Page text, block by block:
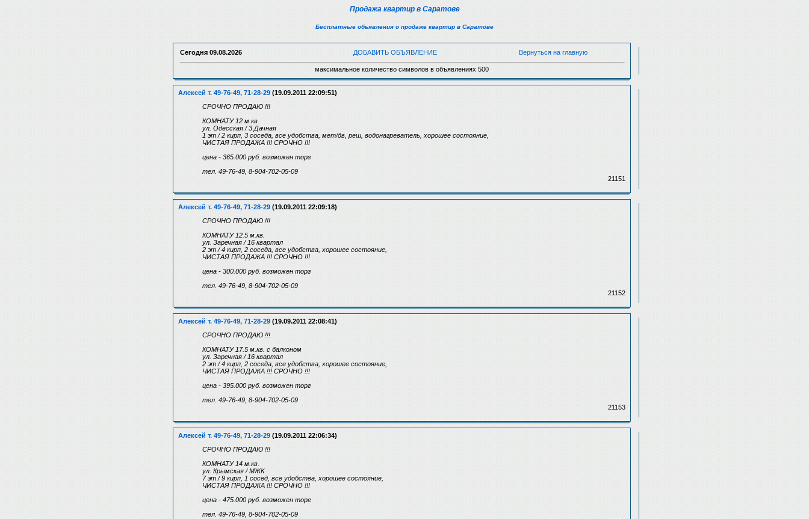
Продажа квартир в Саратове
Бесплатные объявления о продаже квартир в Саратове
Сегодня 09.08.2026 ДОБАВИТЬ ОБЪЯВЛЕНИЕ Вернуться на главную
максимальное количество символов в объявлениях 500
Алексей т. 49-76-49, 71-28-29 (19.09.2011 22:09:51)
СРОЧНО ПРОДАЮ !!!
КОМНАТУ 12 м.кв.
ул. Одесская / 3 Дачная
1 эт / 2 кирп, 3 соседа, все удобства, мет/дв, реш, водонагреватель, хорошее состояние,
ЧИСТАЯ ПРОДАЖА !!! СРОЧНО !!!
цена - 365.000 руб. возможен торг
тел. 49-76-49, 8-904-702-05-09
21151
Алексей т. 49-76-49, 71-28-29 (19.09.2011 22:09:18)
СРОЧНО ПРОДАЮ !!!
КОМНАТУ 12.5 м.кв.
ул. Заречная / 16 квартал
2 эт / 4 кирп, 2 соседа, все удобства, хорошее состояние,
ЧИСТАЯ ПРОДАЖА !!! СРОЧНО !!!
цена - 300.000 руб. возможен торг
тел. 49-76-49, 8-904-702-05-09
21152
Алексей т. 49-76-49, 71-28-29 (19.09.2011 22:08:41)
СРОЧНО ПРОДАЮ !!!
КОМНАТУ 17.5 м.кв. с балконом
ул. Заречная / 16 квартал
2 эт / 4 кирп, 2 соседа, все удобства, хорошее состояние,
ЧИСТАЯ ПРОДАЖА !!! СРОЧНО !!!
цена - 395.000 руб. возможен торг
тел. 49-76-49, 8-904-702-05-09
21153
Алексей т. 49-76-49, 71-28-29 (19.09.2011 22:06:34)
СРОЧНО ПРОДАЮ !!!
КОМНАТУ 14 м.кв.
ул. Крымская / МЖК
7 эт / 9 кирп, 1 сосед, все удобства, хорошее состояние,
ЧИСТАЯ ПРОДАЖА !!! СРОЧНО !!!
цена - 475.000 руб. возможен торг
тел. 49-76-49, 8-904-702-05-09